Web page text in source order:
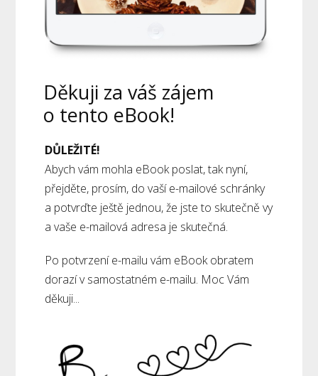
Děkuji za váš zájem
o tento eBook!
DŮLEŽITÉ!
Abych vám mohla eBook poslat, tak nyní,
přejděte, prosím, do vaší e-mailové schránky
a potvrďte ještě jednou, že jste to skutečně vy
a vaše e-mailová adresa je skutečná.
Po potvrzení e-mailu vám eBook obratem
dorazí v samostatném e-mailu. Moc Vám
děkuji...